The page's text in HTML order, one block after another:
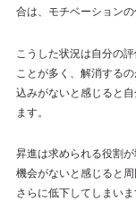
合は、モチベーションの
こうした状況は自分の
ことが多く、解消する
込みがないと感じると
ます。
昇進は求められる役割
機会がないと感じると
さらに低下してしまいま